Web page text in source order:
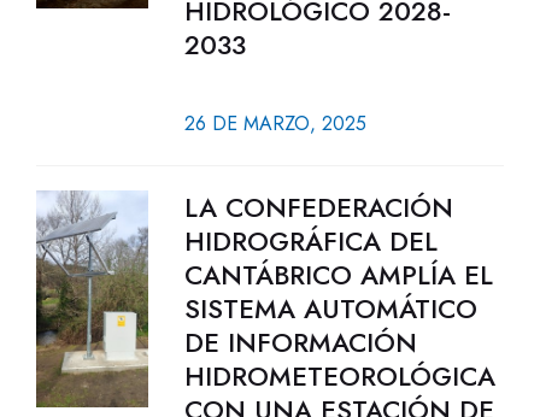
HIDROLÓGICO 2028-
2033
26 DE MARZO, 2025
LA CONFEDERACIÓN
HIDROGRÁFICA DEL
CANTÁBRICO AMPLÍA EL
SISTEMA AUTOMÁTICO
DE INFORMACIÓN
HIDROMETEOROLÓGICA